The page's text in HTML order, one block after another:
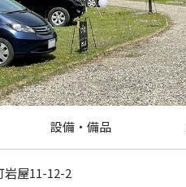
設備・備品
岩屋11-12-2